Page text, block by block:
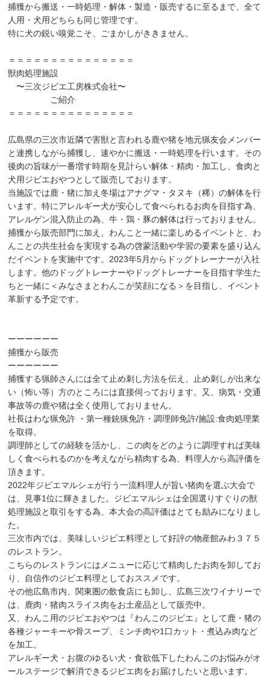
捕獲から搬送・一時処理・解体・製造・販売するに至るまで、全て
人用・犬用どちらも同じ管理です。
特に犬の鋭い嗅覚こそ、ごまかしがききません。
＝＝＝＝＝＝＝＝＝＝＝＝＝＝＝
獣肉処理施設
〜三次ジビエ工房株式会社〜
ご紹介
＝＝＝＝＝＝＝＝＝＝＝＝＝＝＝
広島県の三次市近隣で害獣と言われる鹿や猪を地元猟友会メンバー
と連携しながら捕獲し、速やかに搬送・一時処理を行います。その
後肉の旨味が一番増す時期を見計らい解体・精肉・加工し、食肉と
犬用ジビエおやつとして販売しております。
当施設では鹿・猪に加え冬場はアナグマ・タヌキ（稀）の解体を行
います。特にアレルギー犬が安心して食べられるお肉を目指す為、
アレルゲン混入防止の為、牛・鶏・豚の解体は行っておりません。
捕獲から販売部門に加え、わんこと一緒に楽しめるイベントと、わ
んことの共生社会を実現する為の啓蒙活動や学習の要素を盛り込ん
だイベントを実施中です。2023年5月からドッグトレーナーが入社
します。他のドッグトレーナーやドッグトレーナーを目指す学生た
ちと一緒に＜みなさまとわんこが笑顔になる＞を目指し、イベント
革新する予定です。
ーーーーーー
捕獲から販売
ーーーーーー
捕獲する猟師さんには全て止め刺し方法を伝え、止め刺しが出来な
い（怖い等）方のところには直接伺っております。又、病気・交通
事故等の鹿や猪は全く使用しておりません。
社長はわな猟免許 ・第一種銃猟免許・調理師免許/施設:食肉処理業
を取得。
調理師としての経験を活かし、この肉をどのように調理すれば美味
しく食べられるのかを考えながら精肉する為、料理人から高評価を
頂きます。
2022年ジビエマルシェが行う一流料理人が旨い猪肉を選ぶ大会で
は、見事1位に輝きました。ジビエマルシェは全国選りすぐりの獣
処理施設と取引をする為、本大会の高評価はとても励みになりまし
た。
三次市内では、美味しいジビエ料理として好評の物産館みわ３７５
のレストラン。
こちらのレストランにはメニューに応じて精肉したお肉を卸してお
り、自信作のジビエ料理としておススメです。
その他広島市内、関東圏の飲食店にも卸し、広島三次ワイナリーで
は、鹿肉・猪肉スライス肉をお土産品として販売中。
又、わんこ用のジビエおやつは『わんこのジビエ』として鹿・猪の
各種ジャーキーや骨スープ、ミンチ肉や1口カット・煮込み肉など
を加工。
アレルギー犬・お腹のゆるい犬・食欲低下したわんこのお悩みがオ
ールステージで解消できるジビエ肉をお届けしたいと思います。